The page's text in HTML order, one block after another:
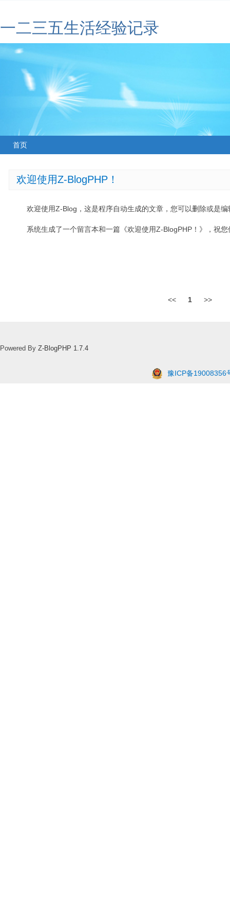
一二三五生活经验记录
首页
欢迎使用Z-BlogPHP！
欢迎使用Z-Blog，这是程序自动生成的文章，您可以删除或是编
系统生成了一个留言本和一篇《欢迎使用Z-BlogPHP！》，祝
<< 1 >>
Powered By Z-BlogPHP 1.7.4
豫ICP备19008356